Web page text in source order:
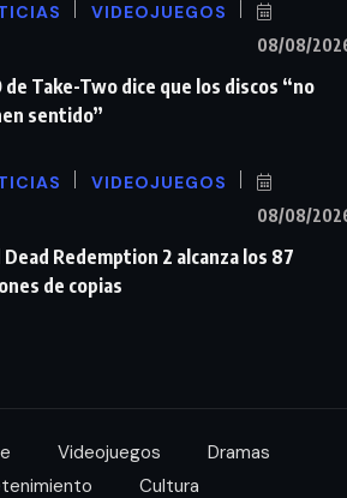
VIDEOJUEGOS
08/08/
de Take-Two dice que los discos “no
sentido”
VIDEOJUEGOS
08/08/
Dead Redemption 2 alcanza los 87
de copias
Videojuegos
Dramas
Cultura